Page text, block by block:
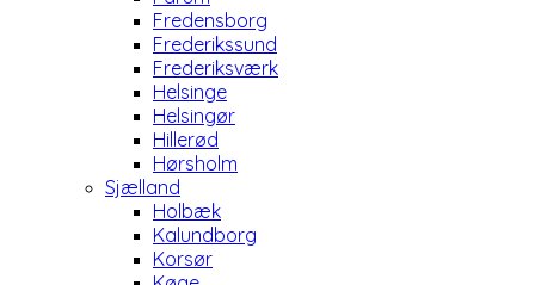
Fredensborg
Frederikssund
Frederiksværk
Helsinge
Helsingør
Hillerød
Hørsholm
Sjælland
Holbæk
Kalundborg
Korsør